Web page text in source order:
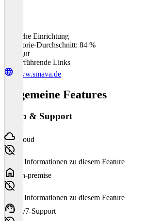
Einfache Einrichtung
Kategorie-Durchschnitt: 84 %
Sehr gut
Weiterführende Links
www.smava.de
Allgemeine Features
Setup & Support
Cloud
Keine Informationen zu diesem Feature
On-premise
Keine Informationen zu diesem Feature
24/7-Support